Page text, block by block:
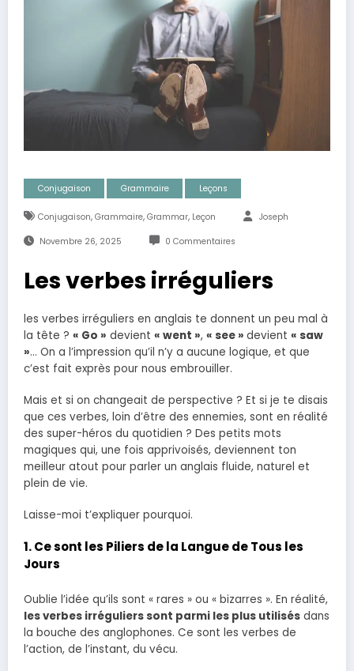
Conjugaison Grammaire Leçons
Conjugaison, Grammaire, Grammar, Leçon Joseph
Novembre 26, 2025 0 Commentaires
Les verbes irréguliers
les verbes irréguliers en anglais te donnent un peu mal à
la tête ? « Go » devient « went », « see » devient « saw
»… On a l’impression qu’il n’y a aucune logique, et que
c’est fait exprès pour nous embrouiller.
Mais et si on changeait de perspective ? Et si je te disais
que ces verbes, loin d’être des ennemies, sont en réalité
des super-héros du quotidien ? Des petits mots
magiques qui, une fois apprivoisés, deviennent ton
meilleur atout pour parler un anglais fluide, naturel et
plein de vie.
Laisse-moi t’expliquer pourquoi.
1. Ce sont les Piliers de la Langue de Tous les
Jours
Oublie l’idée qu’ils sont « rares » ou « bizarres ». En réalité,
les verbes irréguliers sont parmi les plus utilisés dans
la bouche des anglophones. Ce sont les verbes de
l’action, de l’instant, du vécu.